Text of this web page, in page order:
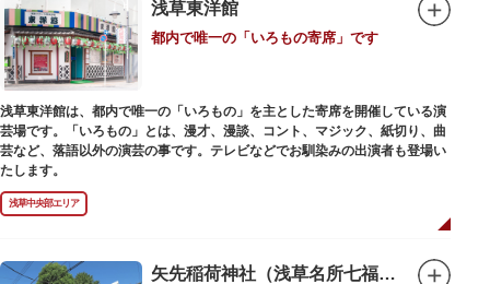
浅草東洋館
都内で唯一の「いろもの寄席」です
浅草東洋館は、都内で唯一の「いろもの」を主とした寄席を開催している演
芸場です。「いろもの」とは、漫才、漫談、コント、マジック、紙切り、曲
芸など、落語以外の演芸の事です。テレビなどでお馴染みの出演者も登場い
たします。
浅草中央部エリア
矢先稲荷神社（浅草名所七福神 福禄寿）